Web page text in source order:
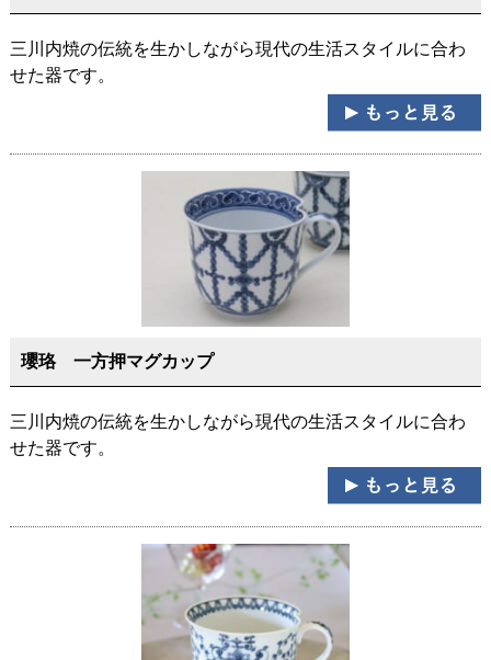
三川内焼の伝統を生かしながら現代の生活スタイルに合わ
せた器です。
瓔珞 一方押マグカップ
三川内焼の伝統を生かしながら現代の生活スタイルに合わ
せた器です。